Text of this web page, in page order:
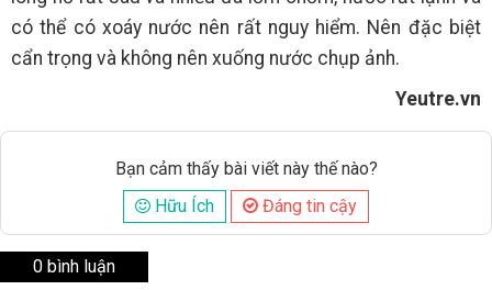
có thể có xoáy nước nên rất nguy hiểm. Nên đặc biệt
cẩn trọng và không nên xuống nước chụp ảnh.
Yeutre.vn
Bạn cảm thấy bài viết này thế nào?
Hữu Ích
Đáng tin cậy
0 bình luận